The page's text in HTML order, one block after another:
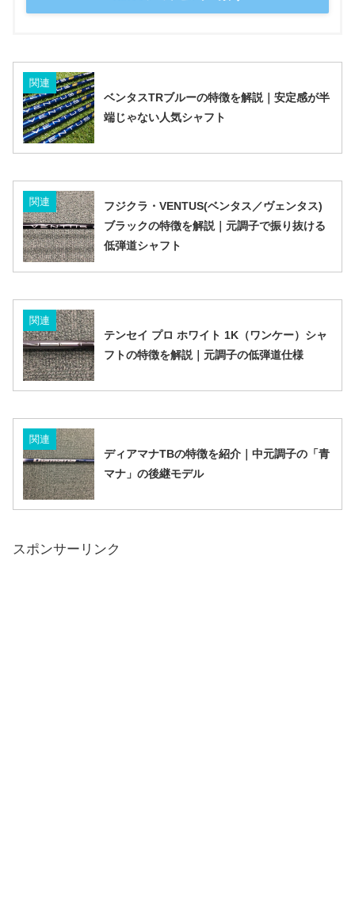
関連
ベンタスTRブルーの特徴を解説｜安定感が半
端じゃない人気シャフト
関連
フジクラ・VENTUS(ベンタス／ヴェンタス)
ブラックの特徴を解説｜元調子で振り抜ける
低弾道シャフト
関連
テンセイ プロ ホワイト 1K（ワンケー）シャ
フトの特徴を解説｜元調子の低弾道仕様
関連
ディアマナTBの特徴を紹介｜中元調子の「青
マナ」の後継モデル
スポンサーリンク